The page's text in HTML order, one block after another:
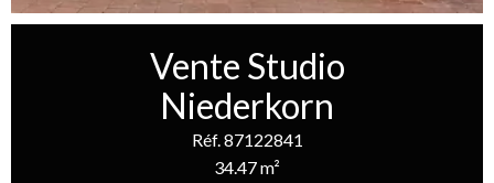
Vente Studio
Niederkorn
Réf. 87122841
34.47 m²